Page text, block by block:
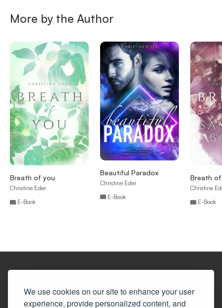
We use cookies on our site to enhance your user
experience, provide personalized content, and
More by the Author
Breath of you
Christine Eder
E-Book
Beautiful Paradox
Christine Eder
E-Book
Breath of
Christine
E-Book
© Copyright 2025 - BookRix powered by StreetLib Srl